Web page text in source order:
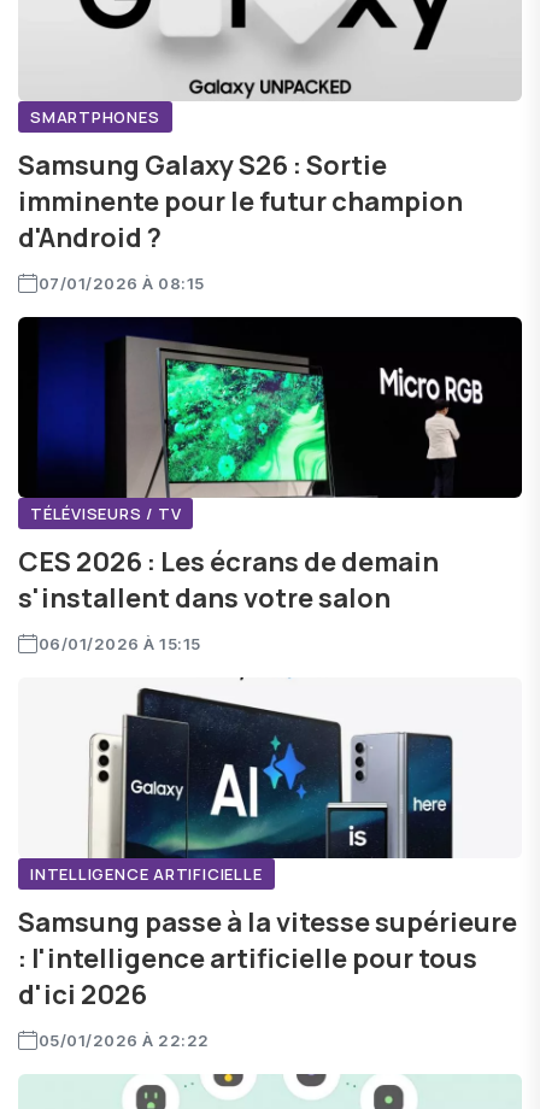
SMARTPHONES
Samsung Galaxy S26 : Sortie
imminente pour le futur champion
d'Android ?
07/01/2026 À 08:15
TÉLÉVISEURS / TV
CES 2026 : Les écrans de demain
s'installent dans votre salon
06/01/2026 À 15:15
INTELLIGENCE ARTIFICIELLE
Samsung passe à la vitesse supérieure
: l'intelligence artificielle pour tous
d'ici 2026
05/01/2026 À 22:22